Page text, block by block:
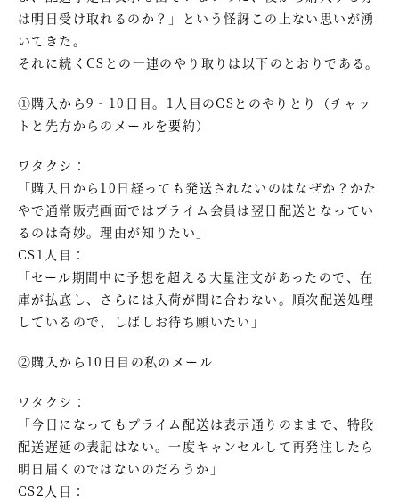
は明日受け取れるのか？」という怪訝この上ない思いが湧
いてきた。
それに続くCSとの一連のやり取りは以下のとおりである。
①購入から9‐10日目。1人目のCSとのやりとり（チャッ
トと先方からのメールを要約）
ワタクシ：
「購入日から10日経っても発送されないのはなぜか？かた
やで通常販売画面ではプライム会員は翌日配送となってい
るのは奇妙。理由が知りたい」
CS1人目：
「セール期間中に予想を超える大量注文があったので、在
庫が払底し、さらには入荷が間に合わない。順次配送処理
しているので、しばしお待ち願いたい」
②購入から10日目の私のメール
ワタクシ：
「今日になってもプライム配送は表示通りのままで、特段
配送遅延の表記はない。一度キャンセルして再発注したら
明日届くのではないのだろうか」
CS2人目：